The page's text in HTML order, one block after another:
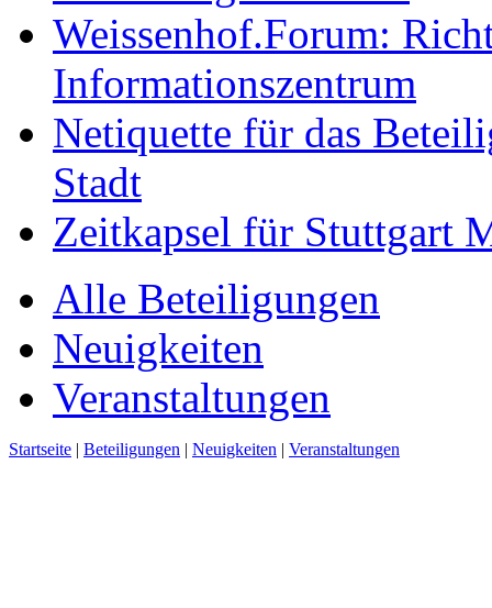
Weissenhof.Forum:
Informationszentrum
Netiquette für das
Stadt
Zeitkapsel für Stuttgart
Alle Beteiligungen
Neuigkeiten
Veranstaltungen
Startseite | Beteiligungen | Neuigkeiten | Veranstaltungen